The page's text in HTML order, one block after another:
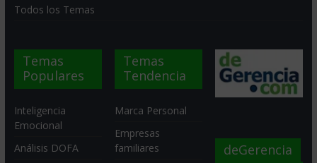
Todos los Temas
Temas
Populares
Inteligencia
Emocional
Análisis DOFA
Temas
Tendencia
Marca Personal
Empresas
familiares
deGerencia